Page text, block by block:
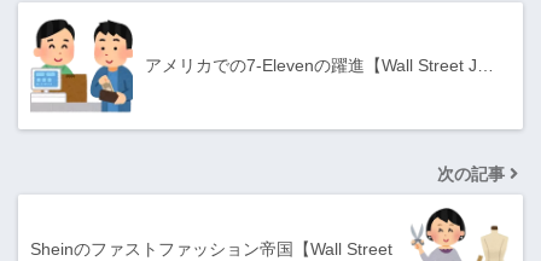
アメリカでの7-Elevenの躍進【Wall Street J…
次の記事
Sheinのファストファッション帝国【Wall Street